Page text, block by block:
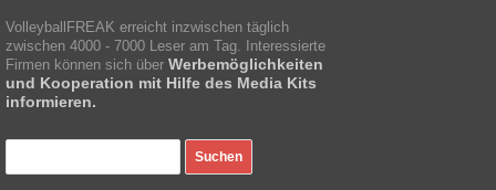
VolleyballFREAK erreicht inzwischen täglich
zwischen 4000 - 7000 Leser am Tag. Interessierte
Firmen können sich über Werbemöglichkeiten
und Kooperation mit Hilfe des Media Kits
informieren.